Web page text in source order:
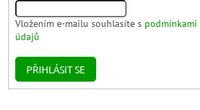
Vložením e-mailu souhlasíte s
údajů
PŘIHLÁSIT SE